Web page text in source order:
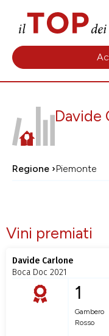
Davide
Regione ›Piemonte
Vini premiati
Davide Carlone
Boca Doc 2021
1
Gambero
Rosso